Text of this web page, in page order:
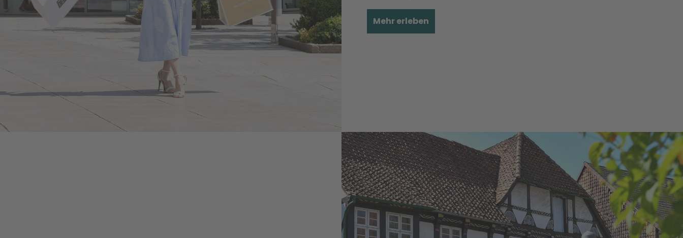
Mehr erleben